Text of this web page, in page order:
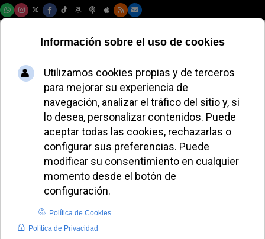
León XIV nombra al
primer moderador
de la curia de la
diócesis de Roma
JUANA MORALES PAPA LEÓN XIV